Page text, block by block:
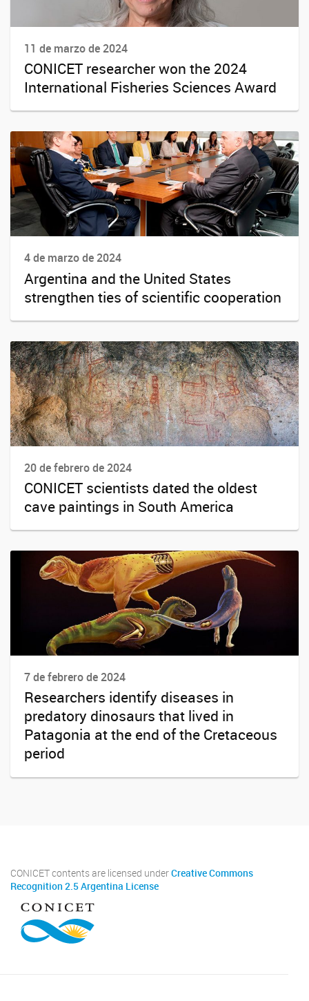
11 de marzo de 2024
CONICET researcher won the 2024
International Fisheries Sciences Award
4 de marzo de 2024
Argentina and the United States
strengthen ties of scientific cooperation
20 de febrero de 2024
CONICET scientists dated the oldest
cave paintings in South America
7 de febrero de 2024
Researchers identify diseases in
predatory dinosaurs that lived in
Patagonia at the end of the Cretaceous
period
CONICET contents are licensed underCreative Commons
Recognition 2.5 Argentina License